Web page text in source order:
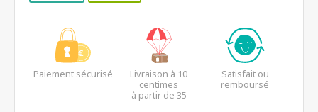
Paiement sécurisé
Livraison à 10
centimes
à partir de 35
Satisfait ou
remboursé